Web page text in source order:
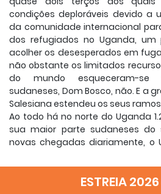
condições deploráveis devido a
da comunidade internacional
dos refugiados no Uganda,
acolher os desesperados em
não obstante os limitados
do mundo esqueceram-se
sudaneses, Dom Bosco, não. E a
Salesiana estendeu os seus
Ao todo há no norte do Uganda
sua maior parte sudaneses do
novas chegadas diariamente, o
março de 2016 os primeiros
chegar ao campo de Palabek, a
ESTREIA 2026